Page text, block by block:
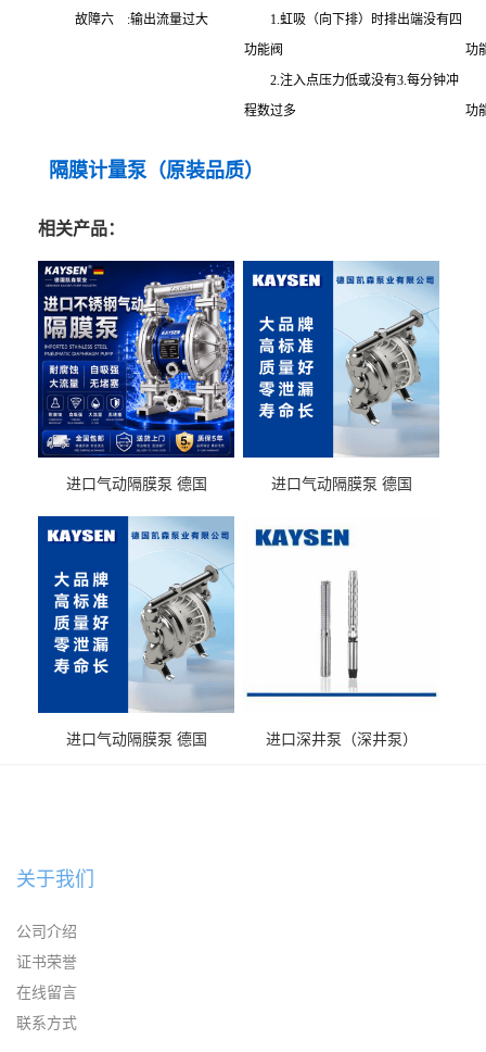
故障六 :输出流量过大
1.虹吸（向下排）时排出端没有四
功能阀
2.注入点压力低或没有3.每分钟冲
程数过多
功
功
隔膜计量泵（原装品质）
相关产品：
进口气动隔膜泵 德国
送气动泵
进口气动隔膜泵 德国
输送
进口气动隔膜泵 德国
进口深井泵（深井泵）
关于我们
公司介绍
证书荣誉
在线留言
联系方式